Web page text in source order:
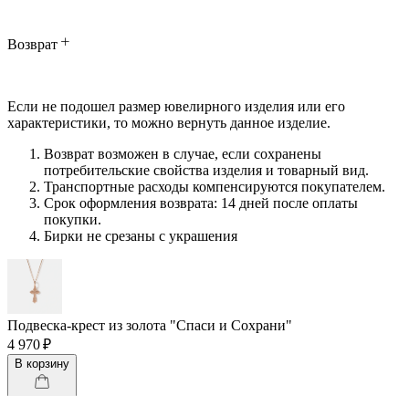
Возврат
Если не подошел размер ювелирного изделия или его
характеристики, то можно вернуть данное изделие.
Возврат возможен в случае, если сохранены
потребительские свойства изделия и товарный вид.
Транспортные расходы компенсируются покупателем.
Срок оформления возврата: 14 дней после оплаты
покупки.
Бирки не срезаны с украшения
Подвеска-крест из золота "Спаси и Сохрани"
4 970 ₽
В корзину